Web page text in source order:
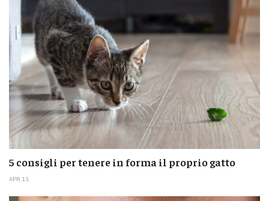
5 consigli per tenere in forma il proprio gatto
APR 15